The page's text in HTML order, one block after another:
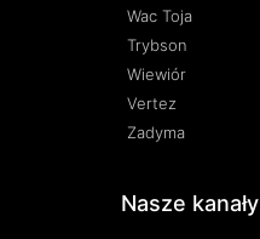
Wac Toja
Trybson
Wiewiór
Vertez
Zadyma
Nasze kanały